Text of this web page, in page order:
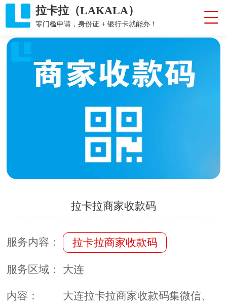
拉卡拉（LAKALA）
零门槛申请，身份证 + 银行卡就能办！
拉卡拉商家收款码
服务内容： 拉卡拉商家收款码
服务区域： 大连
内容：
大连拉卡拉商家收款码集微信、